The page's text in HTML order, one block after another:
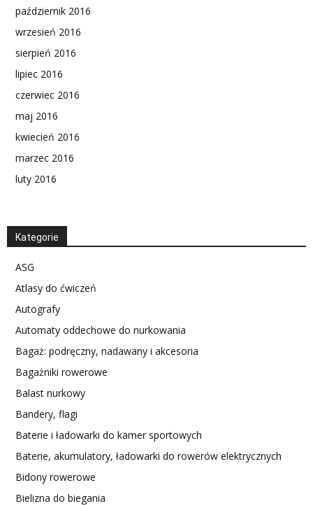
październik 2016
wrzesień 2016
sierpień 2016
lipiec 2016
czerwiec 2016
maj 2016
kwiecień 2016
marzec 2016
luty 2016
Kategorie
ASG
Atlasy do ćwiczeń
Autografy
Automaty oddechowe do nurkowania
Bagaż: podręczny, nadawany i akcesoria
Bagażniki rowerowe
Balast nurkowy
Bandery, flagi
Baterie i ładowarki do kamer sportowych
Baterie, akumulatory, ładowarki do rowerów elektrycznych
Bidony rowerowe
Bielizna do biegania